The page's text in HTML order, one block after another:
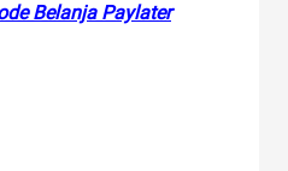
Belanja Paylater